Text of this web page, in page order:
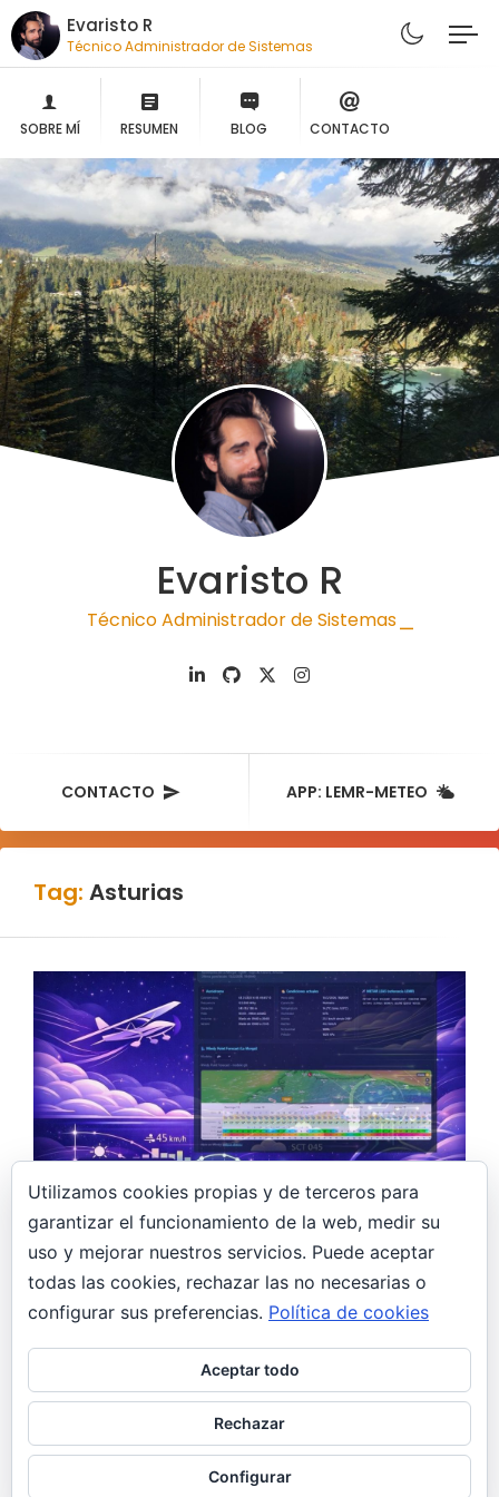
Evaristo R
Técnico Administrador de Sistemas
SOBRE MÍ RESUMEN BLOG CONTACTO
Evaristo R
Técnico Administrador de Sistemas |
CONTACTO APP: LEMR-METEO
Tag: Asturias
15 febrero, 2026
Construyendo un asistente meteorológico
con IA para pilotos ULM: LEMR Meteo
El problema Volar un ultraligero requiere
condiciones muy específicas: viento moderado,
visibilidad decente, sin tormentas. Pero consultar
METAR, AEMET, Windy…
Utilizamos cookies propias y de terceros para
garantizar el funcionamiento de la web, medir su
uso y mejorar nuestros servicios. Puede aceptar
todas las cookies, rechazar las no necesarias o
configurar sus preferencias. Política de cookies
Aceptar todo
Rechazar
Configurar